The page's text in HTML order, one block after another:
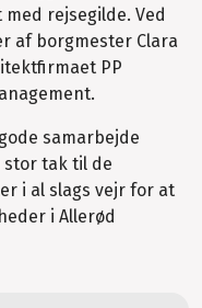
rejsegilde. Ved
af borgmester Clara
PP
samarbejde
tak til de
i al slags vejr for at
i Allerød